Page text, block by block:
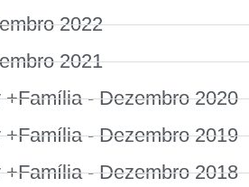
2022
2021
- Dezembro 2020
- Dezembro 2019
- Dezembro 2018